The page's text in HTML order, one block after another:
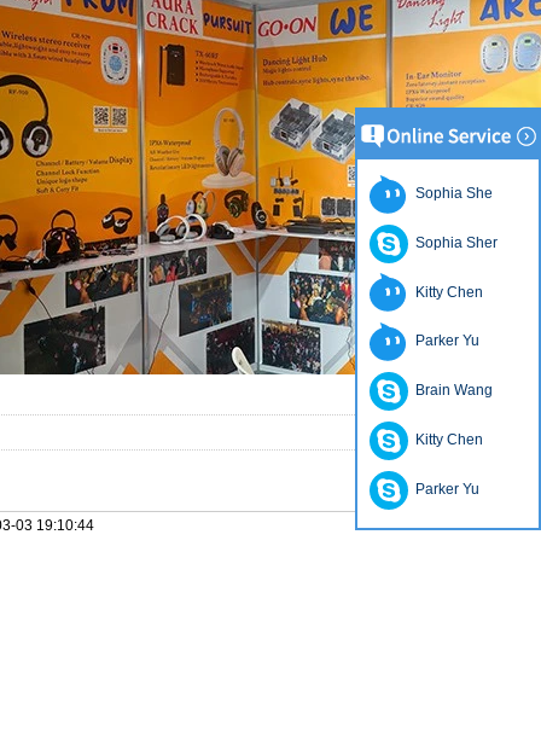
03 19:10:44
Sophia She
Sophia Sher
Kitty Chen
Parker Yu
Brain Wang
Kitty Chen
Parker Yu